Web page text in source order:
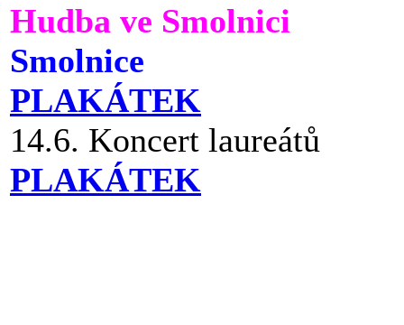
Hudba ve Smolnici
Smolnice
PLAKÁTEK
14.6. Koncert laureátů
PLAKÁTEK